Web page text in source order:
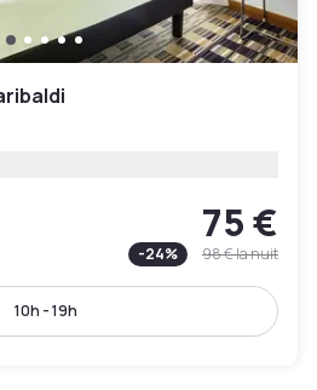
75 €
-24% 98 €la nuit
10h - 19h